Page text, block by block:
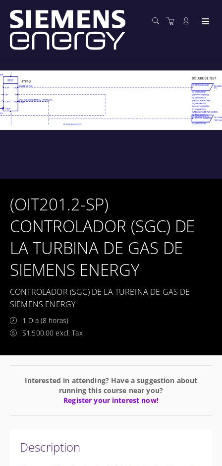
(OIT201.2-SP)
CONTROLADOR (SGC) DE
LA TURBINA DE GAS DE
SIEMENS ENERGY
CONTROLADOR (SGC) DE LA TURBINA DE GAS DE
SIEMENS ENERGY
1 Dia (8 horas)
$1,500.00 excl. Tax
Interested in attending? Have a suggestion about
running this course near you?
Register your interest now!
Description